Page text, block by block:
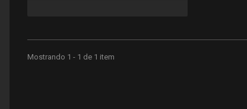
Mostrando 1 - 1 de 1 item